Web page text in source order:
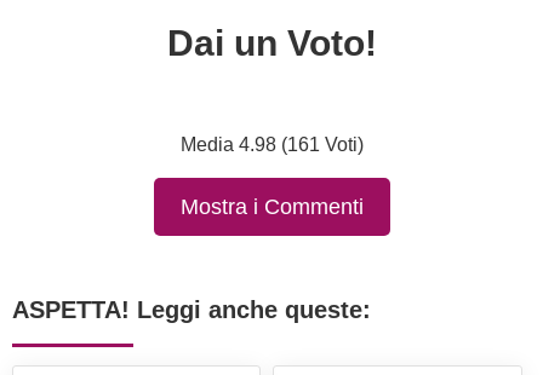
Dai un Voto!
Media 4.98 (161 Voti)
Mostra i Commenti
ASPETTA! Leggi anche queste: